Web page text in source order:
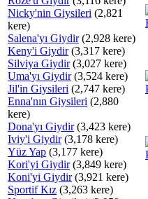
Nicky'nin Giysileri (2,821
kere)
Salena'yı Giydir(2,928 kere)
Keny'i Giydir(3,317 kere)
Silviya Giydir(3,027 kere)
Uma'yı Giydir(3,524 kere)
Jil'in Giysileri (2,747 kere)
Enna'nın Giysileri (2,880
kere)
Dona'yı Giydir(3,423 kere)
Iviy'i Giydir(3,178 kere)
Yüz Yap (3,177 kere)
Kori'yi Giydir(3,849 kere)
Koni'yi Giydir(3,921 kere)
Sportif Kız (3,263 kere)